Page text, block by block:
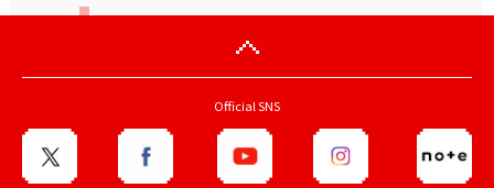
Official SNS